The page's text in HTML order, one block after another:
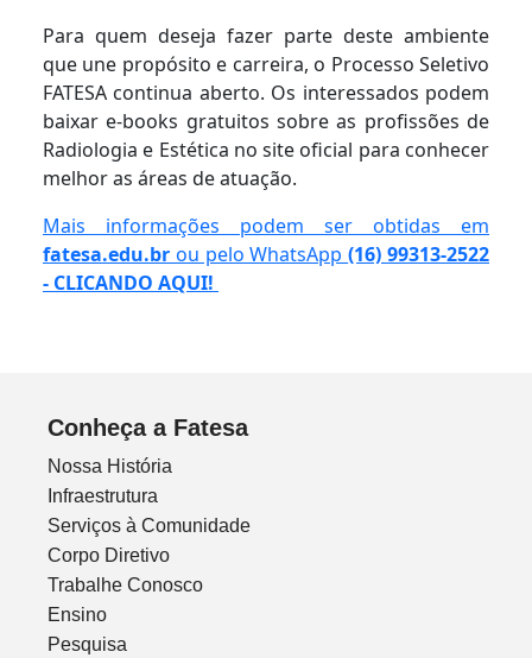
Para quem deseja fazer parte deste ambiente
que une propósito e carreira, o Processo Seletivo
FATESA continua aberto. Os interessados podem
baixar e-books gratuitos sobre as profissões de
Radiologia e Estética no site oficial para conhecer
melhor as áreas de atuação.
Mais informações podem ser obtidas em
fatesa.edu.br ou pelo WhatsApp(16) 99313-2522
- CLICANDO AQUI!
Conheça a Fatesa
Nossa História
Infraestrutura
Serviços à Comunidade
Corpo Diretivo
Trabalhe Conosco
Ensino
Pesquisa